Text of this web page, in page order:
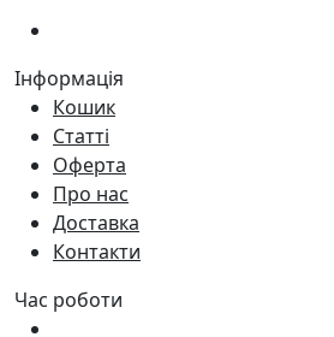
Інформація
Кошик
Статті
Оферта
Про нас
Доставка
Контакти
Час роботи